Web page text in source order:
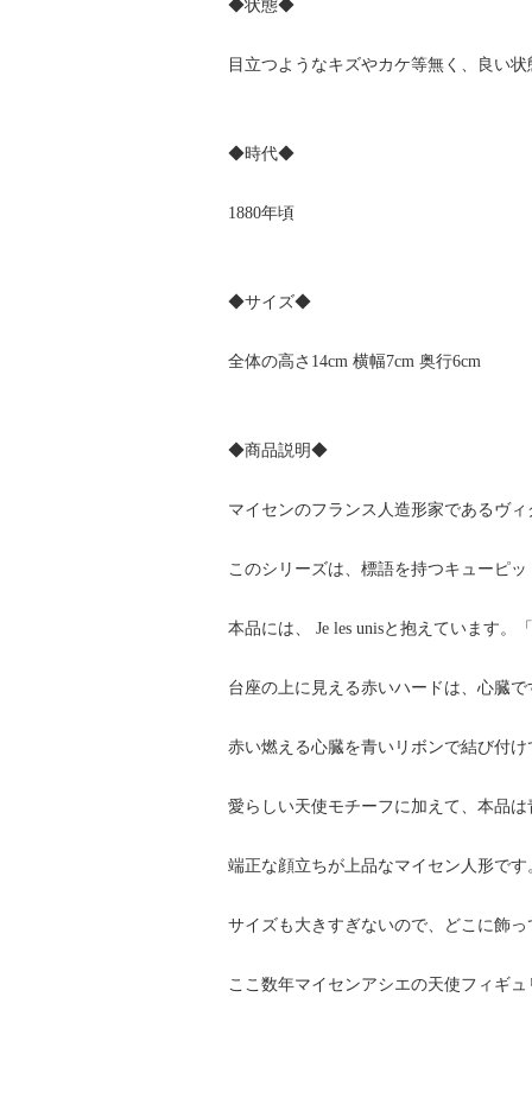
◆状態◆
目立つようなキズやカケ等無く、良い状
◆時代◆
1880年頃
◆サイズ◆
全体の高さ14cm 横幅7cm 奥行6cm
◆商品説明◆
マイセンのフランス人造形家であるヴ
このシリーズは、標語を持つキューピ
本品には、 Je les unisと抱えています
台座の上に見える赤いハードは、心臓
赤い燃える心臓を青いリボンで結び付
愛らしい天使モチーフに加えて、本品
端正な顔立ちが上品なマイセン人形です
サイズも大きすぎないので、どこに飾
ここ数年マイセンアシエの天使フィギ